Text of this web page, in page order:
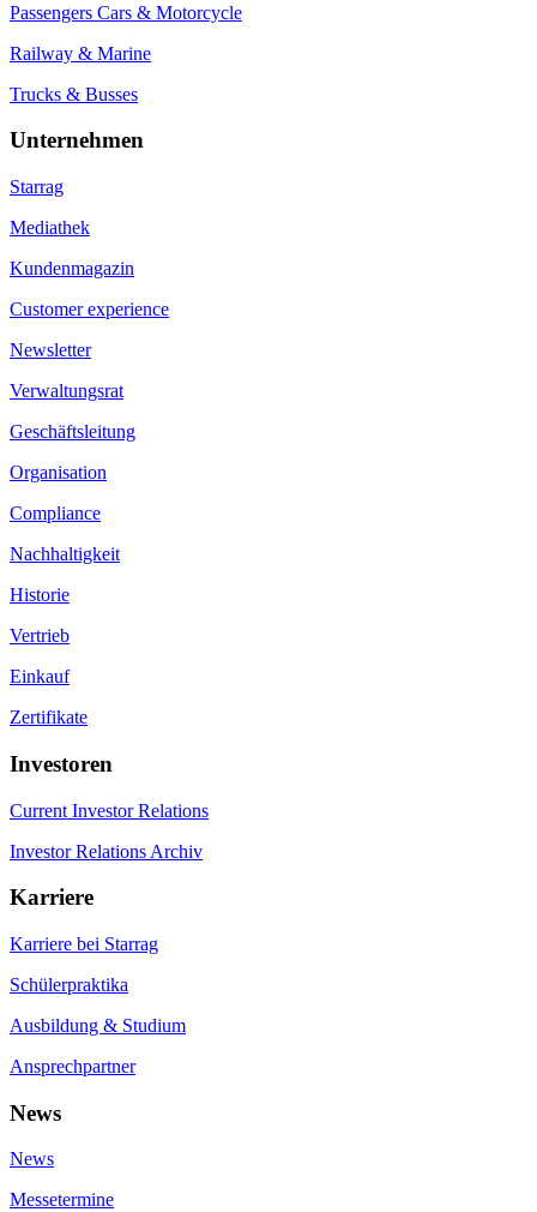
Passengers Cars & Motorcycle
Railway & Marine
Trucks & Busses
Unternehmen
Starrag
Mediathek
Kundenmagazin
Customer experience
Newsletter
Verwaltungsrat
Geschäftsleitung
Organisation
Compliance
Nachhaltigkeit
Historie
Vertrieb
Einkauf
Zertifikate
Investoren
Current Investor Relations
Investor Relations Archiv
Karriere
Karriere bei Starrag
Schülerpraktika
Ausbildung & Studium
Ansprechpartner
News
News
Messetermine